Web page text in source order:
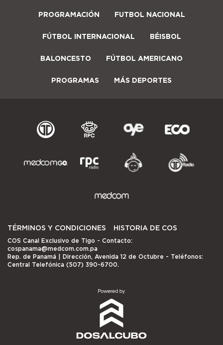
PROGRAMACIÓN FUTBOL NACIONAL
FÚTBOL INTERNACIONAL BÉISBOL
BALONCESTO FÚTBOL AMERICANO
PROGRAMAS MÁS DEPORTES
TÉRMINOS Y CONDICIONES HISTORIA DE COS
COS Canal Exclusivo de Tigo - Contacto:
cospanama@medcom.com.pa
Rep. de Panamá | Dirección, Avenida 12 de Octubre - Teléfonos:
Central Telefónica (507) 390-6700.